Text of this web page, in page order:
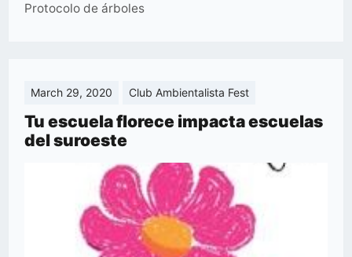
Protocolo de árboles
March 29, 2020 Club Ambientalista Fest
Tu escuela florece impacta escuelas
del suroeste